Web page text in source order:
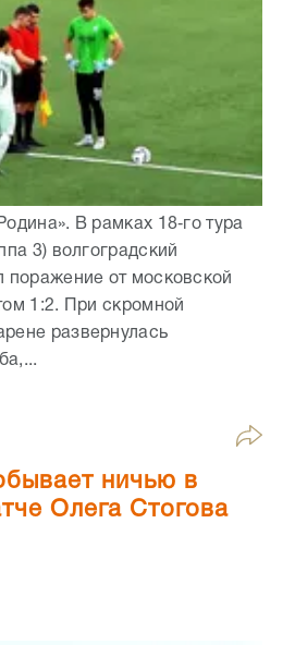
В рамках 18‑го тура
3) волгоградский
поражение от московской
1:2. При скромной
развернулась
ничью в
Олега Стогова